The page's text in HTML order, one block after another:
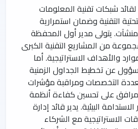
شبكات تقنية المعلومات
التقنية وضمان استمرارية
يتولى مدير أول المحفظة
من المشاريع التقنية الكبرى
والأهداف الاستراتيجية. أما
عن تخطيط الجداول الزمنية
التخصصات ومراقبة مؤشرات
على تحسين كفاءة أنظمة
البيئية. يدير قائد إدارة
الاستراتيجية مع الشركاء